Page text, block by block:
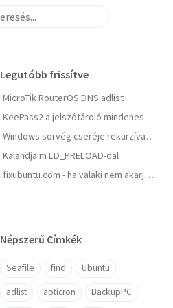
Legutóbb frissítve
MicroTik RouterOS DNS adlist
KeePass2 a jelszótároló mindenes
Windows sorvég cseréje rekurzívan, parancssorból
Kalandjaim LD_PRELOAD-dal
fixubuntu.com - ha valaki nem akarja, hogy a Canonical figyelje minden billentyűzet leütésedet leütésedet
Népszerű Címkék
Seafile find Ubuntu
adlist apticron BackupPC